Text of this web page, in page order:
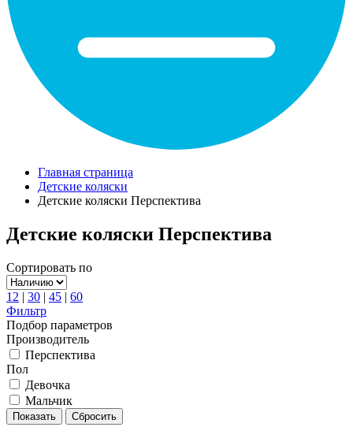
Главная страница
Детские коляски
Детские коляски Перспектива
Детские коляски Перспектива
Сортировать по
12 | 30 | 45 | 60
Фильтр
Подбор параметров
Производитель
Перспектива
Пол
Девочка
Мальчик